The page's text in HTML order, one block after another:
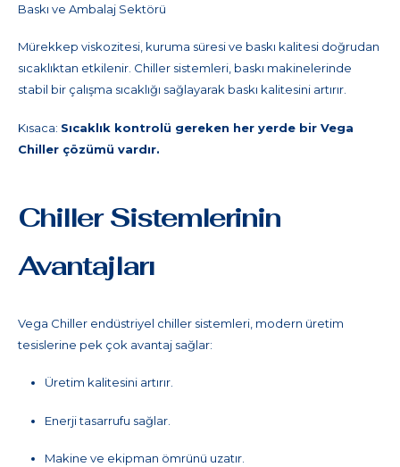
Baskı ve Ambalaj Sektörü
Mürekkep viskozitesi, kuruma süresi ve baskı kalitesi doğrudan
sıcaklıktan etkilenir. Chiller sistemleri, baskı makinelerinde
stabil bir çalışma sıcaklığı sağlayarak baskı kalitesini artırır.
Kısaca: Sıcaklık kontrolü gereken her yerde bir Vega
Chiller çözümü vardır.
Chiller Sistemlerinin
Avantajları
Vega Chiller endüstriyel chiller sistemleri, modern üretim
tesislerine pek çok avantaj sağlar:
Üretim kalitesini artırır.
Enerji tasarrufu sağlar.
Makine ve ekipman ömrünü uzatır.